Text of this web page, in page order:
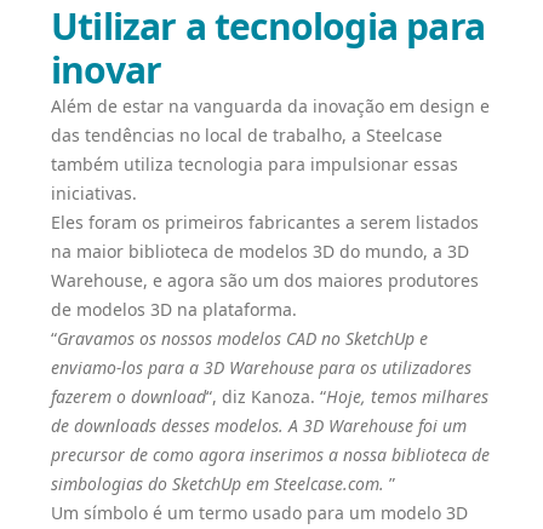
Utilizar a tecnologia para
inovar
Além de estar na vanguarda da inovação em design e
das tendências no local de trabalho, a Steelcase
também utiliza tecnologia para impulsionar essas
iniciativas.
Eles foram os primeiros fabricantes a serem listados
na maior biblioteca de modelos 3D do mundo, a 3D
Warehouse, e agora são um dos maiores produtores
de modelos 3D na plataforma.
“Gravamos os nossos modelos CAD no SketchUp e
enviamo-los para a 3D Warehouse para os utilizadores
fazerem o download“, diz Kanoza. “Hoje, temos milhares
de downloads desses modelos. A 3D Warehouse foi um
precursor de como agora inserimos a nossa biblioteca de
simbologias do SketchUp em Steelcase.com. ”
Um símbolo é um termo usado para um modelo 3D